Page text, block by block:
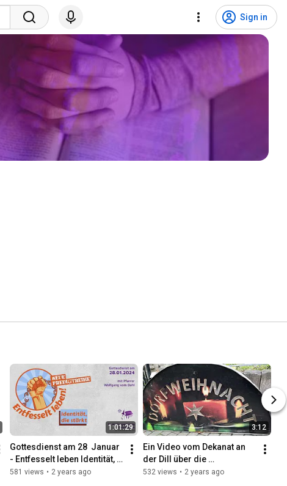
Sign in
1:01:29
Gottesdienst am 28  Januar
- Entfesselt leben Identität,
die stärkt.
581 views • 2 years ago
3:12
Ein Video vom Dekanat an
der Dill über die
Frohnhäuser Dorfweihnacht
532 views • 2 years ago